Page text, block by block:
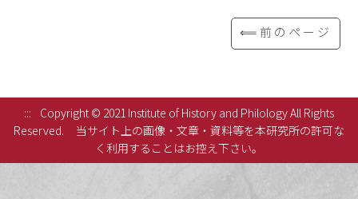
⟸前のページ
:::
Copyright © 2021 Institute of History and Philology All Rights
Reserved.
当サイト上の画像・文章・資料等を本研究所の許可な
く利用することはお控え下さい。